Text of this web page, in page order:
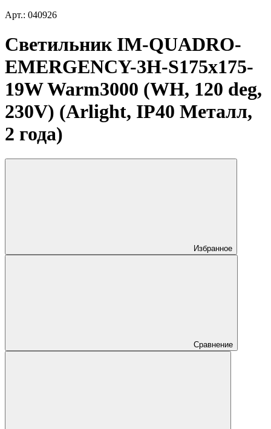
Арт.: 040926
Светильник IM-QUADRO-
EMERGENCY-3H-S175x175-
19W Warm3000 (WH, 120 deg,
230V) (Arlight, IP40 Металл,
2 года)
Избранное
Сравнение